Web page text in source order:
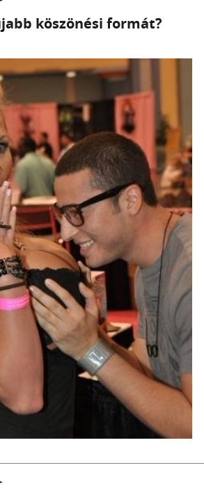
köszönési formát?